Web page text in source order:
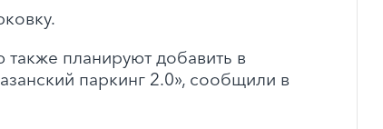
планируют добавить в
паркинг 2.0», сообщили в